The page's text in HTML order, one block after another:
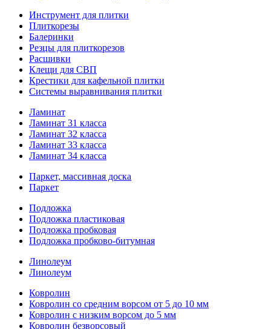
Инструмент для плитки
Плиткорезы
Балеринки
Резцы для плиткорезов
Расшивки
Клещи для СВП
Крестики для кафельной плитки
Системы выравнивания плитки
Ламинат
Ламинат 31 класса
Ламинат 32 класса
Ламинат 33 класса
Ламинат 34 класса
Паркет, массивная доска
Паркет
Подложка
Подложка пластиковая
Подложка пробковая
Подложка пробково-битумная
Линолеум
Линолеум
Ковролин
Ковролин со средним ворсом от 5 до 10 мм
Ковролин с низким ворсом до 5 мм
Ковролин безворсовый